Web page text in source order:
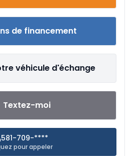
de financement
véhicule d'échange
Textez-moi
581-709-****
pour appeler